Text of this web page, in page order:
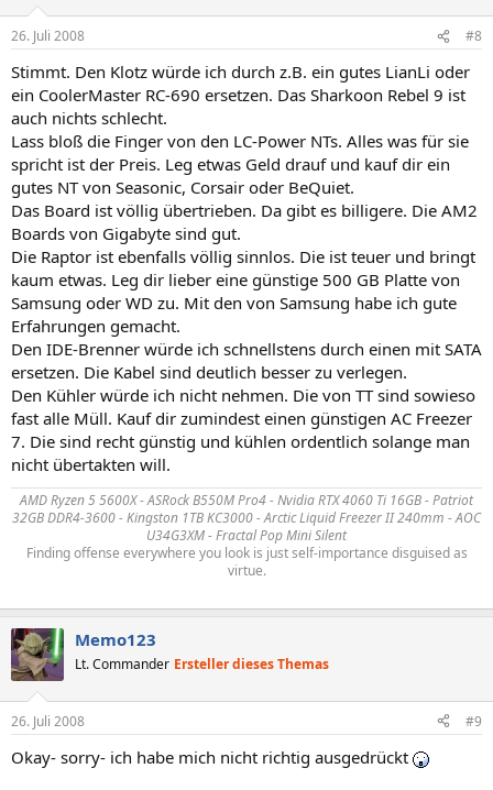
26. Juli 2008 #8
Stimmt. Den Klotz würde ich durch z.B. ein gutes LianLi oder
ein CoolerMaster RC-690 ersetzen. Das Sharkoon Rebel 9 ist
auch nichts schlecht.
Lass bloß die Finger von den LC-Power NTs. Alles was für sie
spricht ist der Preis. Leg etwas Geld drauf und kauf dir ein
gutes NT von Seasonic, Corsair oder BeQuiet.
Das Board ist völlig übertrieben. Da gibt es billigere. Die AM2
Boards von Gigabyte sind gut.
Die Raptor ist ebenfalls völlig sinnlos. Die ist teuer und bringt
kaum etwas. Leg dir lieber eine günstige 500 GB Platte von
Samsung oder WD zu. Mit den von Samsung habe ich gute
Erfahrungen gemacht.
Den IDE-Brenner würde ich schnellstens durch einen mit SATA
ersetzen. Die Kabel sind deutlich besser zu verlegen.
Den Kühler würde ich nicht nehmen. Die von TT sind sowieso
fast alle Müll. Kauf dir zumindest einen günstigen AC Freezer
7. Die sind recht günstig und kühlen ordentlich solange man
nicht übertakten will.
AMD Ryzen 5 5600X - ASRock B550M Pro4 - Nvidia RTX 4060 Ti 16GB - Patriot
32GB DDR4-3600 - Kingston 1TB KC3000 - Arctic Liquid Freezer II 240mm - AOC
U34G3XM - Fractal Pop Mini Silent
Finding offense everywhere you look is just self-importance disguised as
virtue.
Memo123
Lt. Commander Ersteller dieses Themas
26. Juli 2008 #9
Okay- sorry- ich habe mich nicht richtig ausgedrückt